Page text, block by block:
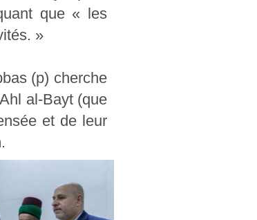
que « les
»
(p) cherche
al-Bayt (que
et de leur